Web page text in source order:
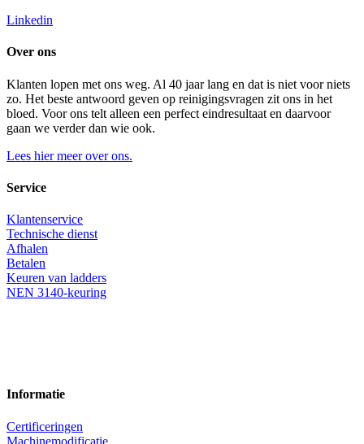
Linkedin
Over ons
Klanten lopen met ons weg. Al 40 jaar lang en dat is niet voor niets
zo. Het beste antwoord geven op reinigingsvragen zit ons in het
bloed. Voor ons telt alleen een perfect eindresultaat en daarvoor
gaan we verder dan wie ook.
Lees hier meer over ons.
Service
Klantenservice
Technische dienst
Afhalen
Betalen
Keuren van ladders
NEN 3140-keuring
Informatie
Certificeringen
Machinemodificatie